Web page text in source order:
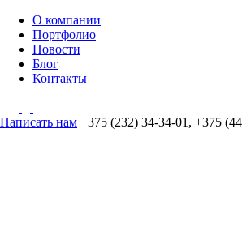
О компании
Портфолио
Новости
Блог
Контакты
Написать нам +375 (232) 34-34-01 , +375